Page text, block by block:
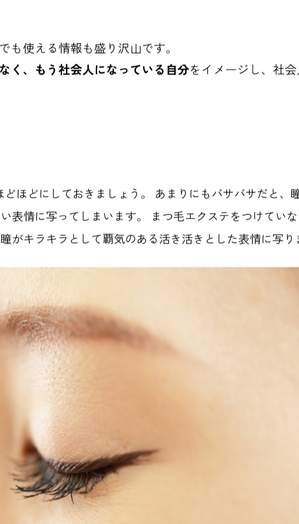
も使える情報も盛り沢山です。
く、もう社会人になっている自分をイメージし、社
ほどにしておきましょう。 あまりにもバサバサだと、
表情に写ってしまいます。 まつ毛エクステをつけていな
がキラキラとして覇気のある活き活きとした表情に写り